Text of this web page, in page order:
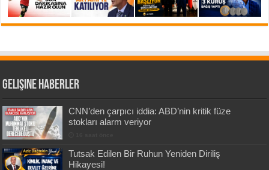
Gelişine Haberler
CNN’den çarpıcı iddia: ABD’nin kritik füze
stokları alarm veriyor
Tutsak Edilen Bir Ruhun Yeniden Diriliş
Hikayesi!